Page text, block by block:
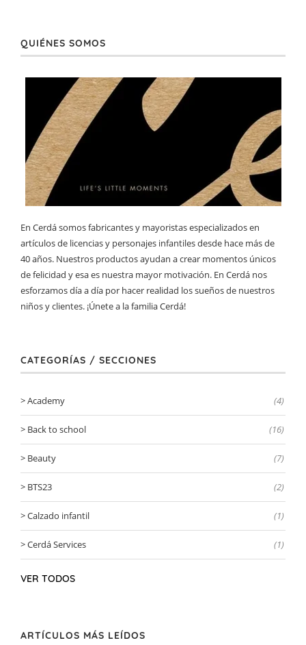
QUIÉNES SOMOS
En Cerdá somos fabricantes y mayoristas especializados en
artículos de licencias y personajes infantiles desde hace más de
40 años. Nuestros productos ayudan a crear momentos únicos
de felicidad y esa es nuestra mayor motivación. En Cerdá nos
esforzamos día a día por hacer realidad los sueños de nuestros
niños y clientes. ¡Únete a la familia Cerdá!
CATEGORÍAS / SECCIONES
Academy (4)
Back to school (16)
Beauty (7)
BTS23 (2)
Calzado infantil (1)
Cerdá Services (1)
VER TODOS
ARTÍCULOS MÁS LEÍDOS